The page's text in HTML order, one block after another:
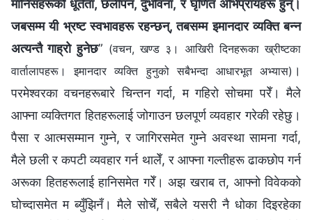
मानिसहरूको धूर्तता, छलीपन, दुर्भावना, र घृणित अभिप्रायहरू हुन्।
जबसम्म यी भ्रष्ट स्वभावहरू रहन्छन्, तबसम्म इमानदार व्यक्ति बन्न
अत्यन्तै गाह्रो हुनेछ” (वचन, खण्ड ३। आखिरी दिनहरूका ख्रीष्टका
वार्तालापहरू। इमानदार व्यक्ति हुनुको सबैभन्दा आधारभूत अभ्यास) ।
परमेश्‍वरका वचनहरूबारे चिन्तन गर्दा, म गहिरो सोचमा परेँ। मैले
आफ्ना व्यक्तिगत हितहरूलाई जोगाउन छलपूर्ण व्यवहार गरेकी रहेछु।
पैसा र आत्मसम्मान गुम्ने, र जागिरसमेत गुम्ने अवस्था सामना गर्दा,
मैले छली र कपटी व्यवहार गर्न थालेँ, र आफ्ना गल्तीहरू ढाकछोप गर्न
अरूका हितहरूलाई हानिसमेत गरेँ। अझ खराब त, आफ्नो विवेकको
घोच्दासमेत म ब्युँझिनँ। मैले सोचेँ, सबैले यसरी नै धोका दिइरहेका